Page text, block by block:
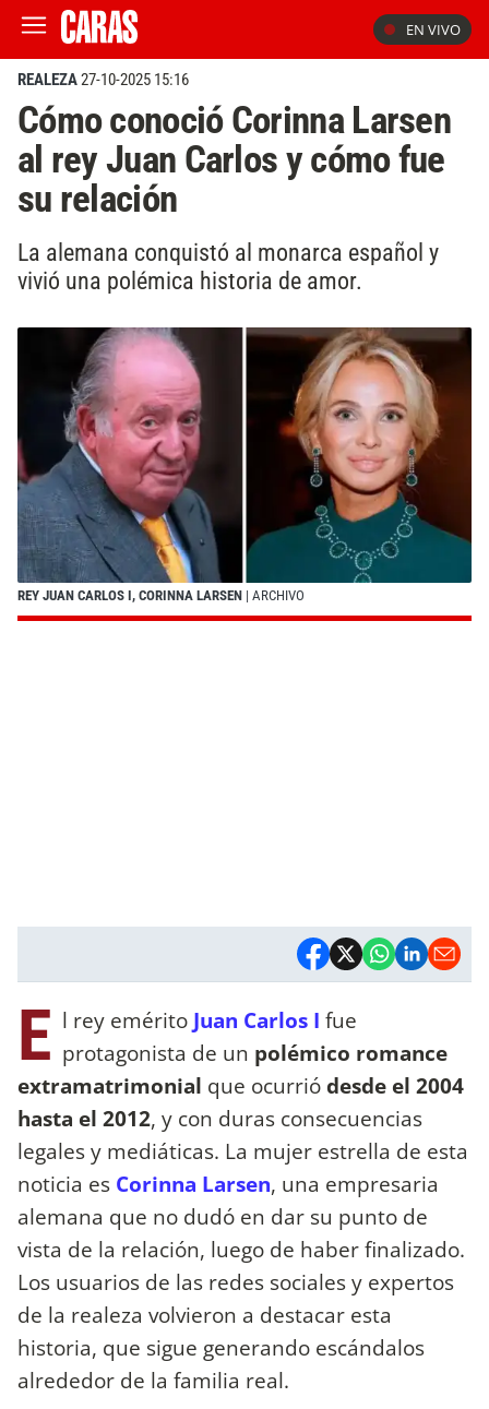
EN VIVO
REALEZA27-10-2025 15:16
Cómo conoció Corinna Larsen
al rey Juan Carlos y cómo fue
su relación
La alemana conquistó al monarca español y
vivió una polémica historia de amor.
REY JUAN CARLOS I, CORINNA LARSEN | ARCHIVO
E l rey emérito Juan Carlos I fue
protagonista de un polémico romance
extramatrimonial que ocurriódesde el 2004
hasta el 2012, y con duras consecuencias
legales y mediáticas. La mujer estrella de esta
noticia es Corinna Larsen, una empresaria
alemana que no dudó en dar su punto de
vista de la relación, luego de haber finalizado.
Los usuarios de las redes sociales y expertos
de la realeza volvieron a destacar esta
historia, que sigue generando escándalos
alrededor de la familia real.